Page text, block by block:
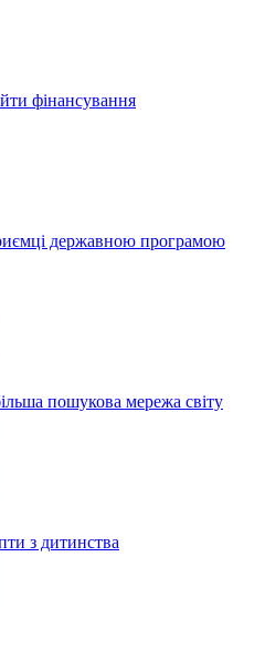
фінансування
державною програмою
пошукова мережа світу
з дитинства